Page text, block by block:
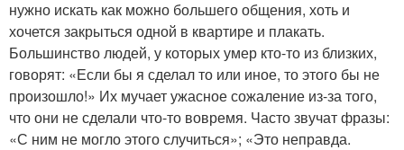
нужно искать как можно большего общения, хоть и
хочется закрыться одной в квартире и плакать.
Большинство людей, у которых умер кто-то из близких,
говорят: «Если бы я сделал то или иное, то этого бы не
произошло!» Их мучает ужасное сожаление из-за того,
что они не сделали что-то вовремя. Часто звучат фразы:
«С ним не могло этого случиться»; «Это неправда.